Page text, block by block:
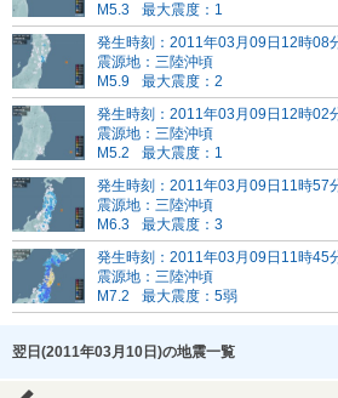
M5.3
最大震度：1
発生時刻：2011年03月09日12時08
震源地：三陸沖頃
M5.9
最大震度：2
発生時刻：2011年03月09日12時02
震源地：三陸沖頃
M5.2
最大震度：1
発生時刻：2011年03月09日11時57
震源地：三陸沖頃
M6.3
最大震度：3
発生時刻：2011年03月09日11時45
震源地：三陸沖頃
M7.2
最大震度：5弱
翌日(2011年03月10日)の地震一覧